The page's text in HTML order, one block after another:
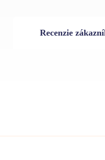
Recenzie